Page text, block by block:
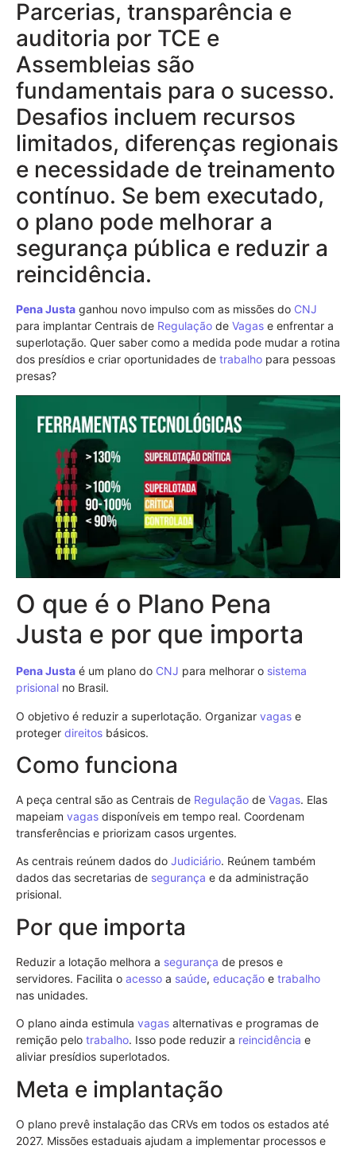
Parcerias, transparência e
auditoria por TCE e
Assembleias são
fundamentais para o sucesso.
Desafios incluem recursos
limitados, diferenças regionais
e necessidade de treinamento
contínuo. Se bem executado,
o plano pode melhorar a
segurança pública e reduzir a
reincidência.
Pena Justa ganhou novo impulso com as missões do CNJ
para implantar Centrais de Regulação de Vagas e enfrentar a
superlotação. Quer saber como a medida pode mudar a rotina
dos presídios e criar oportunidades de trabalho para pessoas
presas?
O que é o Plano Pena
Justa e por que importa
Pena Justa é um plano do CNJ para melhorar o sistema
prisional no Brasil.
O objetivo é reduzir a superlotação. Organizar vagas e
proteger direitos básicos.
Como funciona
A peça central são as Centrais de Regulação de Vagas. Elas
mapeiam vagas disponíveis em tempo real. Coordenam
transferências e priorizam casos urgentes.
As centrais reúnem dados do Judiciário. Reúnem também
dados das secretarias de segurança e da administração
prisional.
Por que importa
Reduzir a lotação melhora a segurança de presos e
servidores. Facilita o acesso a saúde, educação e trabalho
nas unidades.
O plano ainda estimula vagas alternativas e programas de
remição pelo trabalho. Isso pode reduzir a reincidência e
aliviar presídios superlotados.
Meta e implantação
O plano prevê instalação das CRVs em todos os estados até
2027. Missões estaduais ajudam a implementar processos e